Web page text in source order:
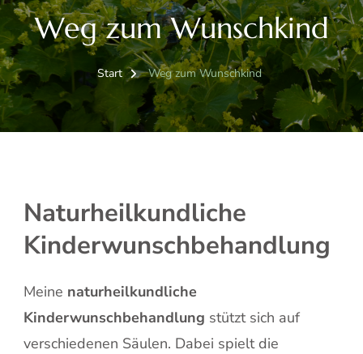
Weg zum Wunschkind
Start Weg zum Wunschkind
Naturheilkundliche
Kinderwunschbehandlung
Meine naturheilkundliche
Kinderwunschbehandlung stützt sich auf
verschiedenen Säulen. Dabei spielt die